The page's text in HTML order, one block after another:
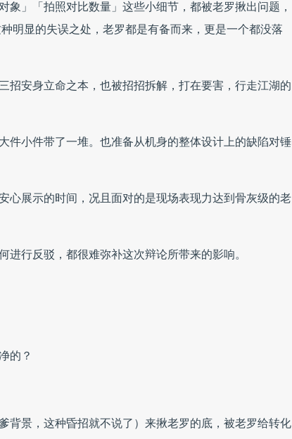
象」「拍照对比数量」这些小细节，都被老罗揪出问题，
明显的失误之处，老罗都是有备而来，更是一个都没落
招安身立命之本，也被招招拆解，打在要害，行走江湖的
件小件带了一堆。也准备从机身的整体设计上的缺陷对锤
心展示的时间，况且面对的是现场表现力达到骨灰级的老
进行反驳，都很难弥补这次辩论所带来的影响。
的？
背景，这种昏招就不说了）来揪老罗的底，被老罗给转化